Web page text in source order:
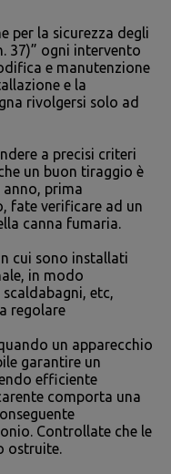
per la sicurezza degli
37)” ogni intervento
e manutenzione
e la
rivolgersi solo ad
a precisi criteri
un buon tiraggio è
anno, prima
fate verificare ad un
canna fumaria.
cui sono installati
in modo
etc,
regolare
un apparecchio
garantire un
efficiente
comporta una
Controllate che le
ostruite.